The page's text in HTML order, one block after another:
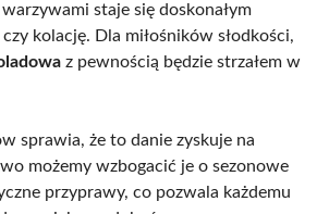
warzywami staje się doskonałym
kolację. Dla miłośników słodkości,
z pewnością będzie strzałem w
sprawia, że to danie zyskuje na
możemy wzbogacić je o sezonowe
przyprawy, co pozwala każdemu